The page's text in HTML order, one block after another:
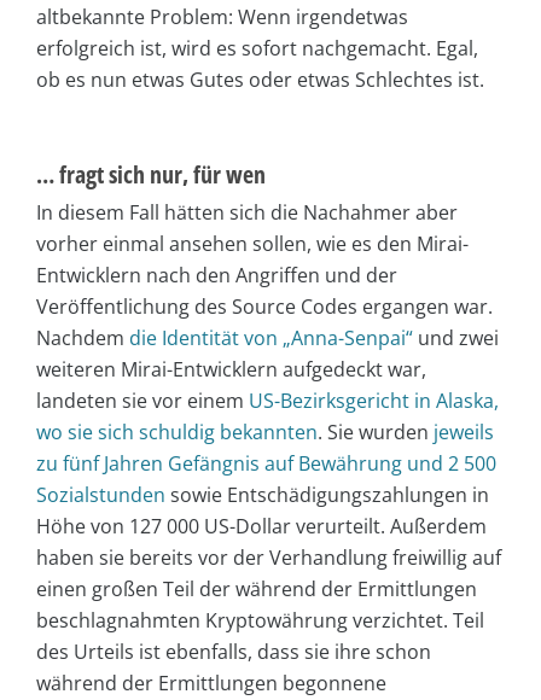
altbekannte Problem: Wenn irgendetwas
erfolgreich ist, wird es sofort nachgemacht. Egal,
ob es nun etwas Gutes oder etwas Schlechtes ist.
… fragt sich nur, für wen
In diesem Fall hätten sich die Nachahmer aber
vorher einmal ansehen sollen, wie es den Mirai-
Entwicklern nach den Angriffen und der
Veröffentlichung des Source Codes ergangen war.
Nachdem die Identität von „Anna-Senpai“ und zwei
weiteren Mirai-Entwicklern aufgedeckt war,
landeten sie vor einem US-Bezirksgericht in Alaska,
wo sie sich schuldig bekannten. Sie wurden jeweils
zu fünf Jahren Gefängnis auf Bewährung und 2 500
Sozialstunden sowie Entschädigungszahlungen in
Höhe von 127 000 US-Dollar verurteilt. Außerdem
haben sie bereits vor der Verhandlung freiwillig auf
einen großen Teil der während der Ermittlungen
beschlagnahmten Kryptowährung verzichtet. Teil
des Urteils ist ebenfalls, dass sie ihre schon
während der Ermittlungen begonnene